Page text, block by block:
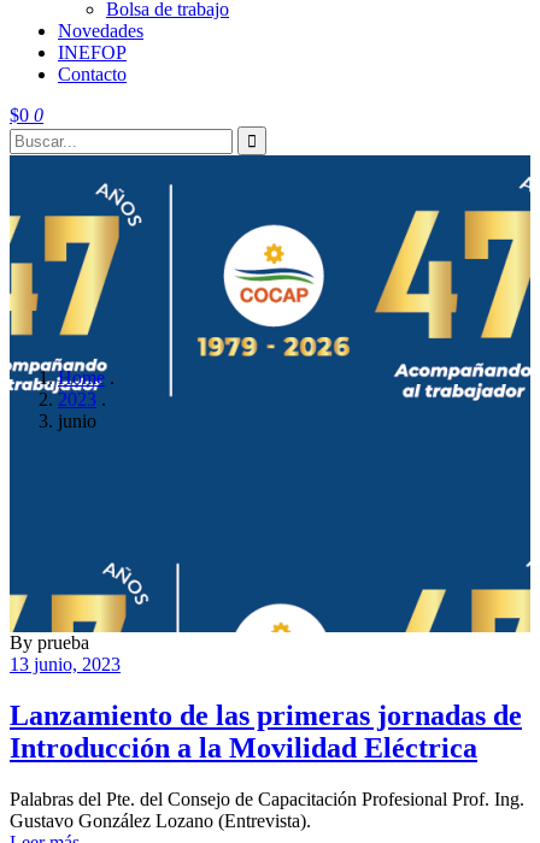
Bolsa de trabajo
Novedades
INEFOP
Contacto
$0 0
Home.
2023 .
junio
By prueba
13 junio, 2023
Lanzamiento de las primeras jornadas de
Introducción a la Movilidad Eléctrica
Palabras del Pte. del Consejo de Capacitación Profesional Prof. Ing.
Gustavo González Lozano (Entrevista).